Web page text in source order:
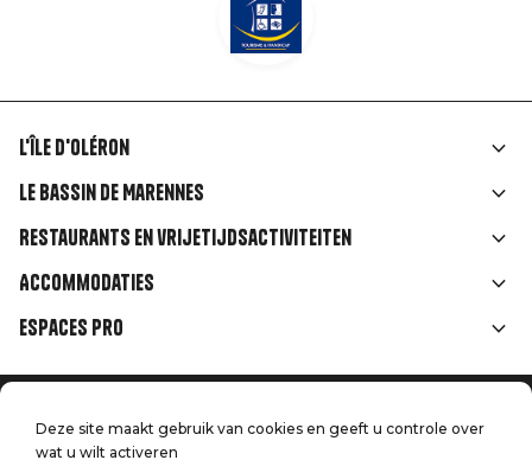
Liens
rubriques
L'île d'Oléron
Le Bassin de Marennes
Restaurants en vrijetijdsactiviteiten
Accommodaties
Espaces Pro
Menu
Juridische informatie
Druk op
Deze site maakt gebruik van cookies en geeft u controle over
wat u wilt activeren